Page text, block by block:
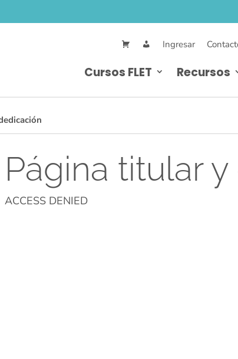
Ingresar
Cursos FLET Recursos
Página titular
ACCESS DENIED